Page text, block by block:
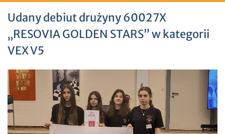
Udany debiut drużyny 60027X
„RESOVIA GOLDEN STARS” w kategorii
VEX V5